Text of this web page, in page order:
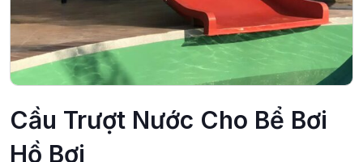
Cầu Trượt Nước Cho Bể Bơi
Hồ Bơi